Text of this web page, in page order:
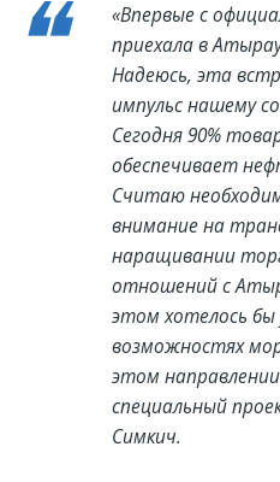
«Впервые с
приехала в
Надеюсь, эта
импульс нашему
Сегодня 90%
обеспечивает
Считаю
внимание на
наращивании
отношений с
этом хотелось бы
возможностях
этом
специальный
Симкич.